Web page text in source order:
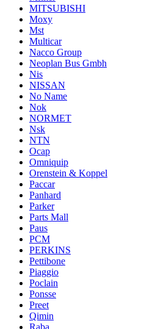
MITSUBISHI
Moxy
Mst
Multicar
Nacco Group
Neoplan Bus Gmbh
Nis
NISSAN
No Name
Nok
NORMET
Nsk
NTN
Ocap
Omniquip
Orenstein & Koppel
Paccar
Panhard
Parker
Parts Mall
Paus
PCM
PERKINS
Pettibone
Piaggio
Poclain
Ponsse
Preet
Qimin
Raba